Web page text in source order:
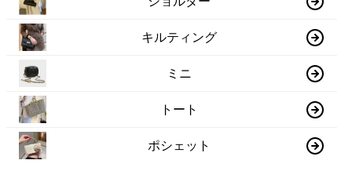
キルティング
ミニ
トート
ポシェット